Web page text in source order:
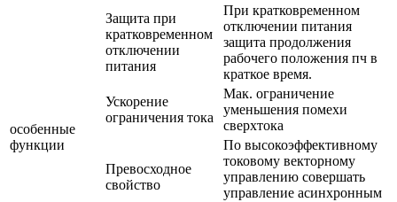
особенные
функции
Защита при
кратковременном
отключении
питания
При кратковременном
отключении питания
защита продолжения
рабочего положения пч в
краткое время.
Ускорение
ограничения тока
Мак. ограничение
уменьшения помехи
сверхтока
Превосходное
свойство
По высокоэффективному
токовому векторному
управлению совершать
управление асинхронным